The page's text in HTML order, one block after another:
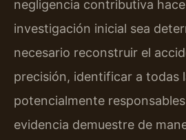
negligencia contributiva
investigación inicial sea
necesario reconstruir el
precisión, identificar a todas
potencialmente
evidencia demuestre de